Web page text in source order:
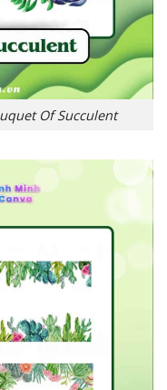
Of Succulent